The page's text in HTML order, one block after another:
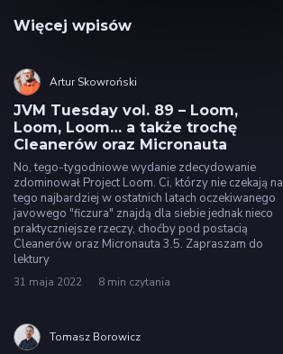
Więcej wpisów
Artur Skowroński
JVM Tuesday vol. 89 – Loom,
Loom, Loom… a także trochę
Cleanerów oraz Micronauta
No, tego-tygodniowe wydanie zdecydowanie
zdominował Project Loom. Ci, którzy nie czekają na
tego najbardziej w ostatnich latach oczekiwanego
javowego "ficzura" znajdą dla siebie jednak nieco
praktyczniejsze rzeczy, choćby pod postacią
Cleanerów oraz Micronauta 3.5. Zapraszam do
lektury
31 maja 2022 8 min czytania
Tomasz Borowicz